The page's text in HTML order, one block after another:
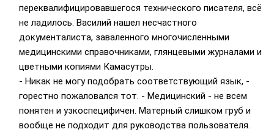
переквалифицировавшегося технического писателя, всё
не ладилось. Василий нашел несчастного
документалиста, заваленного многочисленными
медицинскими справочниками, глянцевыми журналами и
цветными копиями Камасутры.
- Никак не могу подобрать соответствующий язык, -
горестно пожаловался тот. - Медицинский - не всем
понятен и узкоспецифичен. Матерный слишком груб и
вообще не подходит для руководства пользователя.